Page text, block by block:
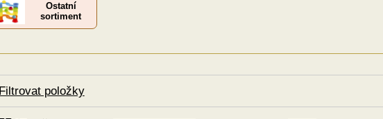
Ostatní
sortiment
Filtrovat položky